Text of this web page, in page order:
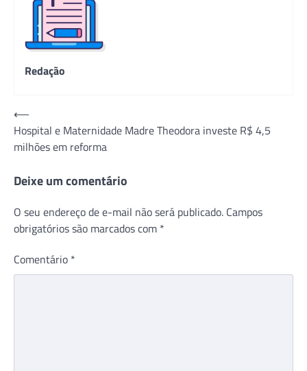
Redação
Navegação
de
Post
⟵
Hospital e Maternidade Madre Theodora investe R$ 4,5
milhões em reforma
Deixe um comentário
O seu endereço de e-mail não será publicado. Campos
obrigatórios são marcados com *
Comentário *